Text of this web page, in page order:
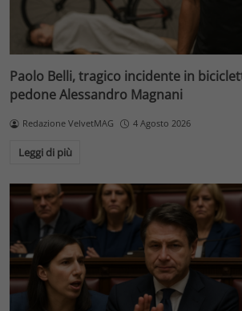
Paolo Belli, tragico incidente in
pedone Alessandro Magnani
Redazione VelvetMAG 4 Agosto 2026
Leggi di più